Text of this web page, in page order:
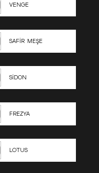
VENGE
SAFİR MEŞE
SİDON
FREZYA
LOTUS